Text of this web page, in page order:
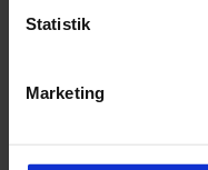
Statistik
Marketing